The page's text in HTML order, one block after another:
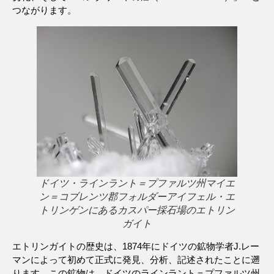
つながります。
ドイツ・ラインラント＝プファルツ州マイエ
ン＝コブレンツ郡フォルダーアイフェル・エ
トリンゲンにあるカスパー採石場のエトリン
ガイト
エトリンガイトの歴史は、1874年にドイツの鉱物学者J.レー
マンによって初めて正式に発見、分析、記述されたことに遡